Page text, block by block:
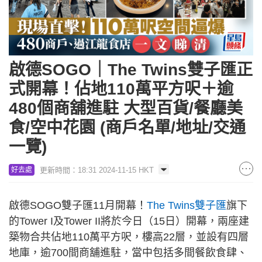
啟德SOGO｜The Twins雙子匯正
式開幕！佔地110萬平方呎＋逾
480個商舖進駐 大型百貨/餐廳美
食/空中花園 (商戶名單/地址/交通
一覽)
好去處 更新時間：18:31 2024-11-15 HKT
啟德SOGO雙子匯11月開幕！ The Twins雙子匯旗下
的Tower I及Tower II將於今日（15日）開幕，兩座建
築物合共佔地110萬平方呎，樓高22層，並設有四層
地庫，逾700間商舖進駐，當中包括多間餐飲食肆、